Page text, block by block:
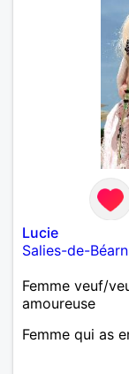
Lucie
Salies-de-Béarn
Femme veuf/
amoureuse
Femme qui as